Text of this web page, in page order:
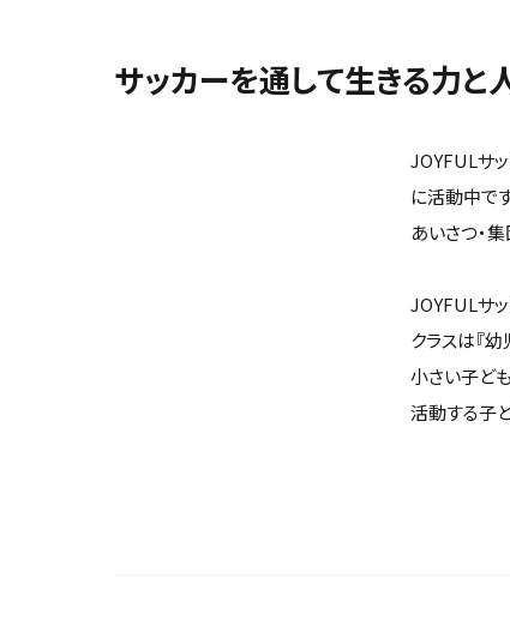
サッカーを通して生きる力と
JOYFULサ
に活動中で
あいさつ・
JOYFULサ
クラスは『
小さい子ど
活動する子